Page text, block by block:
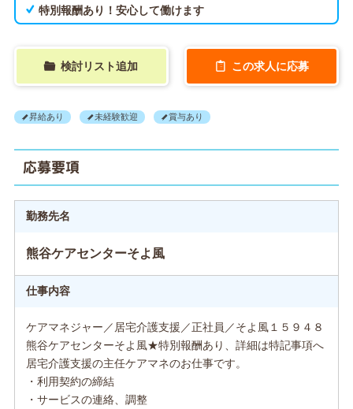
特別報酬あり！安心して働けます
検討リスト追加 この求人に応募
昇給あり 未経験歓迎 賞与あり
応募要項
勤務先名
熊谷ケアセンターそよ風
仕事内容
ケアマネジャー／居宅介護支援／正社員／そよ風１５９４８
熊谷ケアセンターそよ風★特別報酬あり、詳細は特記事項へ
居宅介護支援の主任ケアマネのお仕事です。
・利用契約の締結
・サービスの連絡、調整